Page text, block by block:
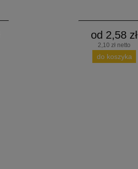
od 2,58 zł
2,10 zł netto
do koszyka